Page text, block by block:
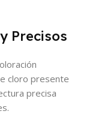
Precisos
cloro presente
precisa